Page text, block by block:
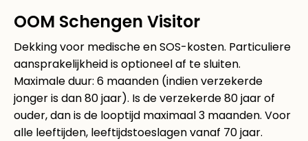
OOM Schengen Visitor
Dekking voor medische en SOS-kosten. Particuliere
aansprakelijkheid is optioneel af te sluiten.
Maximale duur: 6 maanden (indien verzekerde
jonger is dan 80 jaar). Is de verzekerde 80 jaar of
ouder, dan is de looptijd maximaal 3 maanden. Voor
alle leeftijden, leeftijdstoeslagen vanaf 70 jaar.